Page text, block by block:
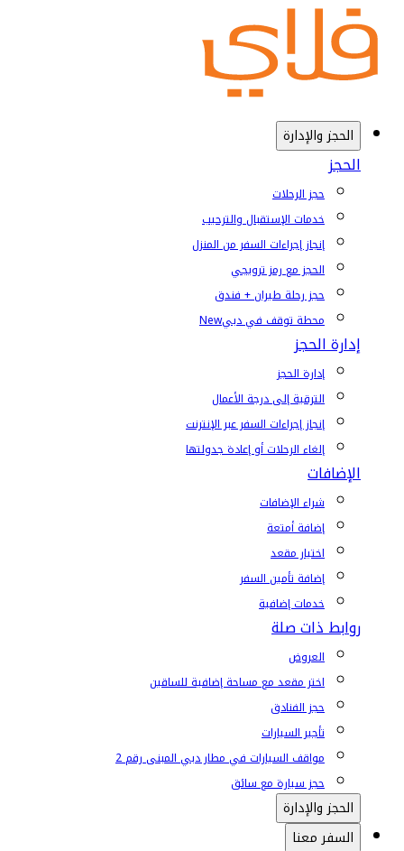
الحجز والإدارة
الحجز
حجز الرحلات
خدمات الإستقبال والترحيب
إنجاز إجراءات السفر من المنزل
الحجز مع رمز ترويجي
حجز رحلة طيران + فندق
محطة توقف في دبيNew
إدارة الحجز
إدارة الحجز
الترقية إلى درجة الأعمال
إنجاز إجراءات السفر عبر الإنترنت
إلغاء الرحلات أو إعادة جدولتها
الإضافات
شراء الإضافات
إضافة أمتعة
اختيار مقعد
إضافة تأمين السفر
خدمات إضافية
روابط ذات صلة
العروض
اختر مقعد مع مساحة إضافية للساقين
حجز الفنادق
تأجير السيارات
مواقف السيارات في مطار دبي المبنى رقم 2
حجز سيارة مع سائق
الحجز والإدارة
السفر معنا